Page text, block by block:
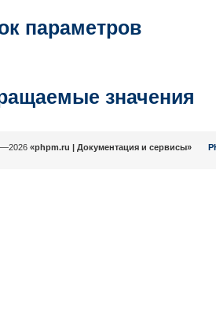
параметров
значения
«phpm.ru | Документация и сервисы»